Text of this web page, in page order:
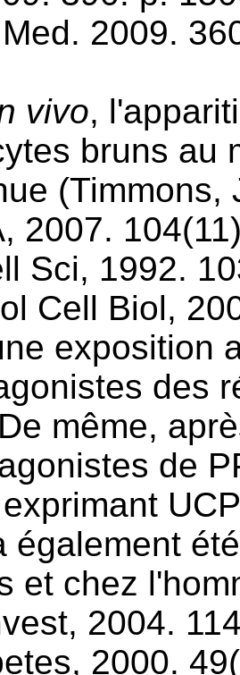
2009.
vivo,
bruns au
(Timmons,
2007.
Sci, 1992.
Cell Biol,
exposition
des
même,
de
également
et chez
2004.
2000.